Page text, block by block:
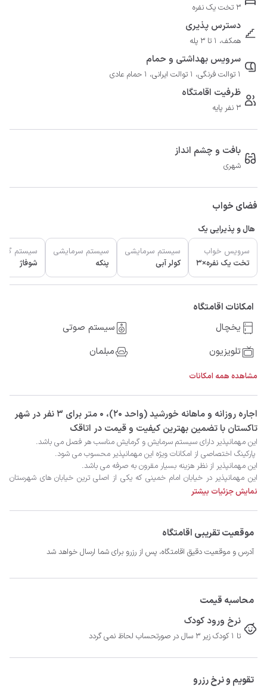
3 تخت یک نفره
دسترس پذیری
همکف، 1 تا 3 پله
سرویس بهداشتی و حمام
1 توالت فرنگی، 1 توالت ایرانی، 1 حمام عادی
ظرفیت اقامتگاه
3 نفر پایه
بافت و چشم انداز
شهری
فضای خواب
هال و پذیرایی یک
سرویس خواب
تخت یک نفره×3
سیستم سرمایشی
کولر آبی
سیستم سرمایشی
پنکه
سیستم
شوفاژ
امکانات اقامتگاه
یخچال
سیستم صوتی
تلویزیون
مبلمان
مشاهده همه امکانات
‫‫اجاره روزانه و ماهانه خورشید (واحد ۲۰)، 0 متر برای 3 نفر در شهر
تاکستان با تضمین بهترین کیفیت و قیمت در اتاقک
تاکستان است واقع شده و دسترسی عالی به سایر نقاط این شهر دارد.
نمایش جزئیات بیشتر
موقعیت تقریبی اقامتگاه
آدرس و موقعیت دقیق اقامتگاه، پس از رزرو برای شما ارسال خواهد شد
محاسبه قیمت
نرخ ورود کودک
تا 1 کودک زیر 3 سال در صورتحساب لحاظ نمی گردد
تقویم و نرخ رزرو